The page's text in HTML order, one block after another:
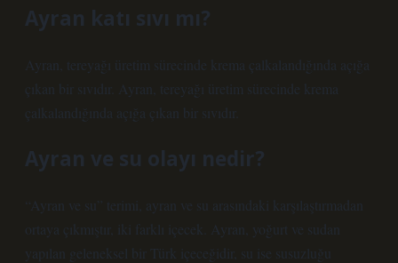
Ayran katı sıvı mı?
Ayran, tereyağı üretim sürecinde krema çalkalandığında açığa
çıkan bir sıvıdır. Ayran, tereyağı üretim sürecinde krema
çalkalandığında açığa çıkan bir sıvıdır.
Ayran ve su olayı nedir?
“Ayran ve su” terimi, ayran ve su arasındaki karşılaştırmadan
ortaya çıkmıştır, iki farklı içecek. Ayran, yoğurt ve sudan
yapılan geleneksel bir Türk içeceğidir, su ise susuzluğu